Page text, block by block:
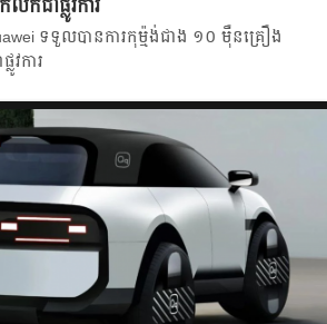
ក់ជាផ្លូវការ
ទទួលបានការកុម្ម៉ង់ជាង ១០ ម៉ឺនគ្រឿង
វការ